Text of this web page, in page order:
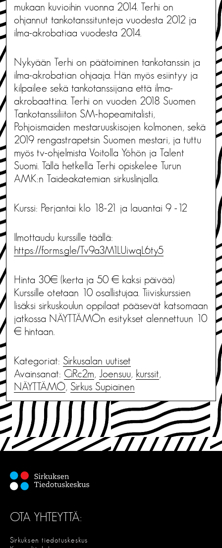
mukaan kuvioihin vuonna 2014. Terhi on
ohjannut tankotanssitunteja vuodesta 2012 ja
ilma-akrobatiaa vuodesta 2014.
Nykyään Terhi on päätoiminen tankotanssin ja
ilma-akrobatian ohjaaja. Hän myös esiintyy ja
kilpailee sekä tankotanssijana että ilma-
akrobaattina. Terhi on vuoden 2018 Suomen
Tankotanssiliiton SM-hopeamitalisti,
Pohjoismaiden mestaruuskisojen kolmonen, sekä
2019 rengastrapetsin Suomen mestari, ja tuttu
myös tv-ohjelmista Voitolla Yöhön ja Talent
Suomi. Tällä hetkellä Terhi opiskelee Turun
AMK:n Taideakatemian sirkuslinjalla.
Kurssi: Perjantai klo 18-21 ja lauantai 9 -12
Ilmottaudu kurssille täällä:
https://forms.gle/Tv9a3M1LUiwqL6ty5
Hinta 30€ (kerta ja 50 € kaksi päivää)
Kurssille otetaan 10 osallistujaa. Tiiviskurssien
lisäksi sirkuskoulun oppilaat pääsevät katsomaan
jatkossa NÄYTTÄMÖn esitykset alennettuun 10
€ hintaan.
Kategoriat: Sirkusalan uutiset
Avainsanat: CiRc2m, Joensuu, kurssit,
NÄYTTÄMÖ, Sirkus Supiainen
OTA YHTEYTTÄ:
Sirkuksen tiedotuskeskus